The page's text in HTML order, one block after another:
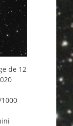
de 12